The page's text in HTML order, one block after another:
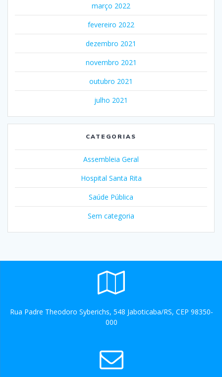
março 2022
fevereiro 2022
dezembro 2021
novembro 2021
outubro 2021
julho 2021
CATEGORIAS
Assembleia Geral
Hospital Santa Rita
Saúde Pública
Sem categoria
Rua Padre Theodoro Syberichs, 548 Jaboticaba/RS, CEP 98350-
000